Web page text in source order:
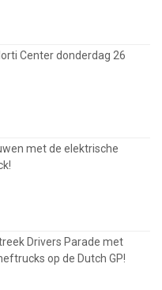
Center donderdag 26
met de elektrische
Drivers Parade met
op de Dutch GP!